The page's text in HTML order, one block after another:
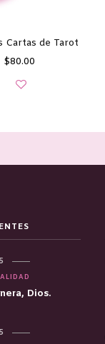
Cartas de Tarot
$80.00
Dios.